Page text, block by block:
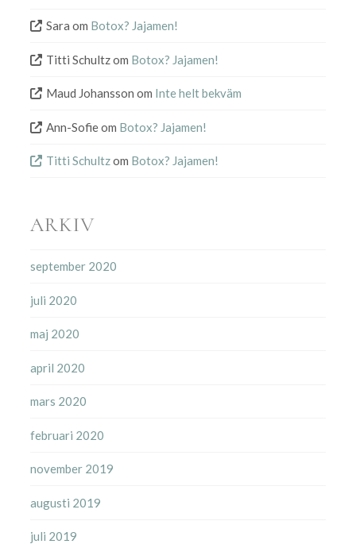
Sara om Botox? Jajamen!
Titti Schultzom Botox? Jajamen!
Maud Johansson om Inte helt bekväm
Ann-Sofieom Botox? Jajamen!
Titti Schultzom Botox? Jajamen!
ARKIV
september 2020
juli 2020
maj 2020
april 2020
mars 2020
februari 2020
november 2019
augusti 2019
juli 2019